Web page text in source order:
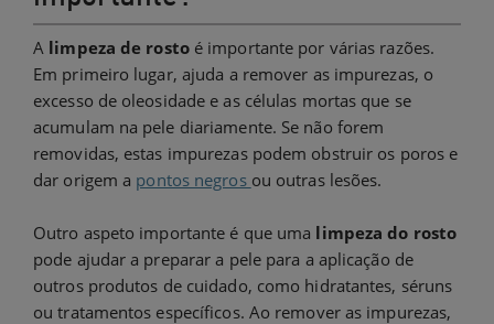
A limpeza de rostoé importante por várias razões.
Em primeiro lugar, ajuda a remover as impurezas, o
excesso de oleosidade e as células mortas que se
acumulam na pele diariamente. Se não forem
removidas, estas impurezas podem obstruir os poros e
dar origem a pontos negros ou outras lesões.
Outro aspeto importante é que uma limpeza do rosto
pode ajudar a preparar a pele para a aplicação de
outros produtos de cuidado, como hidratantes, séruns
ou tratamentos específicos. Ao remover as impurezas,